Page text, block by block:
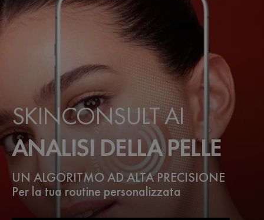
SKINCONSULT AI
ANALISI DELLA PELLE
UN ALGORITMO AD ALTA PRECISIONE
Per la tua routine personalizzata